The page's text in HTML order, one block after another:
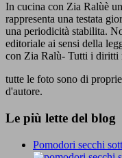
In cucina con Zia Ralùè
rappresenta una testata
una periodicità stabilita.
editoriale ai sensi della
con Zia Ralù- Tutti i diritti
tutte le foto sono di
d'autore.
Le più lette del blog
Pomodori secchi